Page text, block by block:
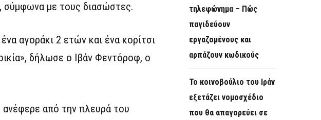
σύμφωνα με τους διασώστες.
αγοράκι 2 ετών και ένα κορίτσι
δήλωσε ο Ιβάν Φεντόροφ, ο
από την πλευρά του
τηλεφώνημα – Πώς
παγιδεύουν
εργαζομένους και
αρπάζουν κωδικούς
Το κοινοβούλιο του Ιράν
εξετάζει νομοσχέδιο
που θα απαγορεύει σε